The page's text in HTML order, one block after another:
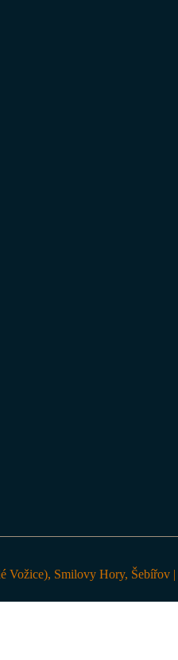
Vožice), Smilovy Hory, Šebířov |